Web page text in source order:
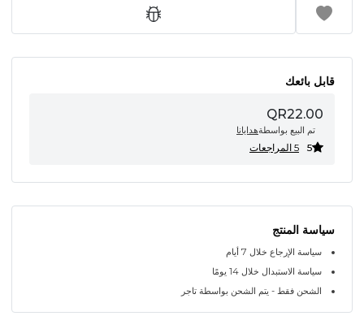
قابل بائعك
QR22.00
تم البيع بواسطةهدايانا
5 5 المراجعات
سياسة المنتج
سياسة الإرجاع خلال 7 أيام
سياسة الاستبدال خلال 14 يومًا
الشحن فقط - يتم الشحن بواسطة تاجر